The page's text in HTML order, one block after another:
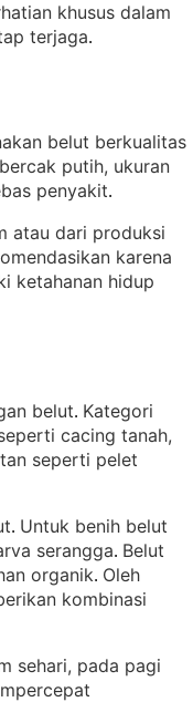
khusus dalam
terjaga.
belut berkualitas
putih, ukuran
penyakit.
atau dari produksi
karena
ketahanan hidup
belut. Kategori
cacing tanah,
seperti pelet
. Untuk benih belut
serangga. Belut
organik. Oleh
kombinasi
sehari, pada pagi